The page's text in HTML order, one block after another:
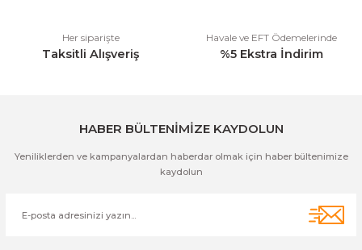
Her siparişte
Taksitli Alışveriş
Havale ve EFT Ödemelerinde
%5 Ekstra İndirim
HABER BÜLTENİMİZE KAYDOLUN
Yeniliklerden ve kampanyalardan haberdar olmak için haber bültenimize
kaydolun